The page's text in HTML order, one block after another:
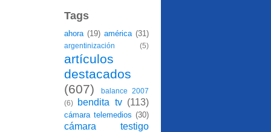
Tags
ahora (19) américa (31)
argentinización (5)
artículos
destacados
(607)
balance 2007
(6)
bendita tv (113)
cámara telemedios (30)
cámara testigo